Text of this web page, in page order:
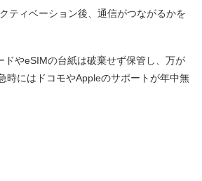
ティベーション後、通信がつながるかを
ドやeSIMの台紙は破棄せず保管し、万が
時にはドコモやAppleのサポートが年中無